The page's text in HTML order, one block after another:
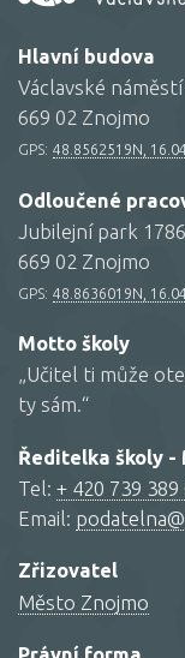
Hlavní budova
Václavské
669 02 Znojmo
GPS: 48.8562519N,
Odloučené
Jubilejní park
669 02 Znojmo
GPS: 48.8636019N,
Motto školy
„Učitel ti může
ty sám.“
Ředitelka školy -
Tel: + 420 739 389
Email:
Zřizovatel
Město Znojmo